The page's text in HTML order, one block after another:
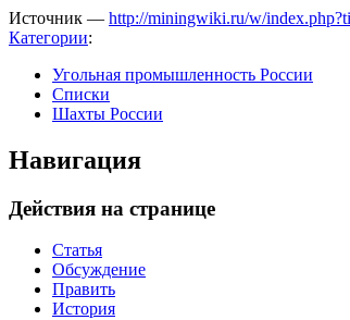
Источник — http://miningwiki.ru/w/
Категории:
Угольная промышленность России
Списки
Шахты России
Навигация
Действия на странице
Статья
Обсуждение
Править
История